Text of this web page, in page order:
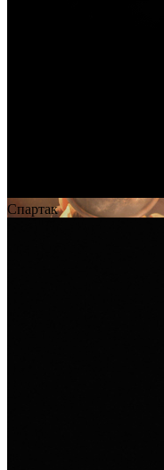
Спартак